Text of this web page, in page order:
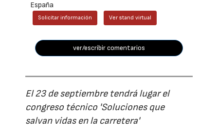
España
Solicitar información Ver stand virtual
ver/escribir comentarios
El 23 de septiembre tendrá lugar el
congreso técnico 'Soluciones que
salvan vidas en la carretera'